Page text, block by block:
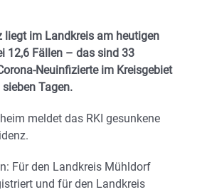
liegt im Landkreis am heutigen
12,6 Fällen – das sind 33
Neuinfizierte im Kreisgebiet
Tagen.
meldet das RKI gesunkene
Für den Landkreis Mühldorf
und für den Landkreis